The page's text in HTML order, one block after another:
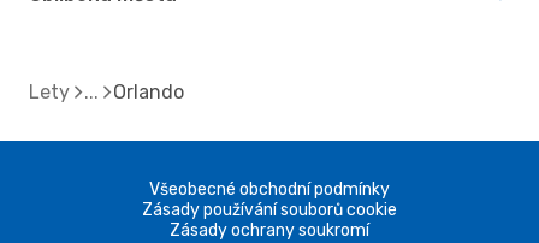
Lety Orlando
Všeobecné obchodní podmínky
Zásady používání souborů cookie
Zásady ochrany soukromí